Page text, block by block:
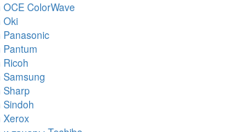
ColorWave
Oki
Panasonic
Pantum
Ricoh
Samsung
Sharp
Sindoh
Xerox